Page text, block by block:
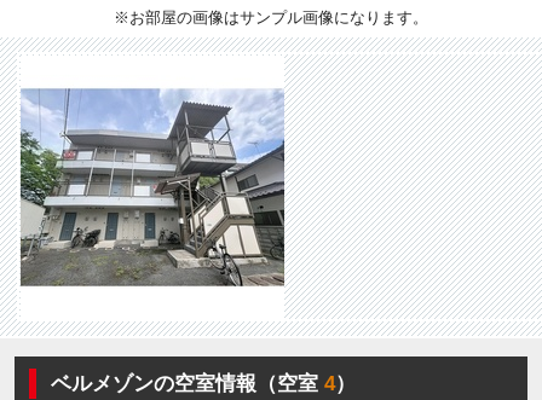
※お部屋の画像はサンプル画像になります。
ベルメゾンの空室情報（空室4）